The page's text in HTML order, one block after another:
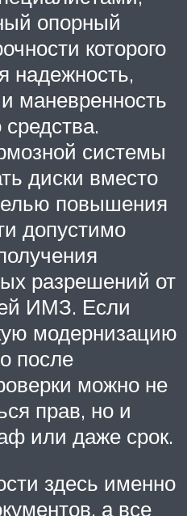
опорный
которого
надежность,
маневренность
средства.
системы
диски вместо
повышения
допустимо
разрешений от
ИМЗ. Если
модернизацию
после
можно не
прав, но и
или даже срок.
здесь именно
а все